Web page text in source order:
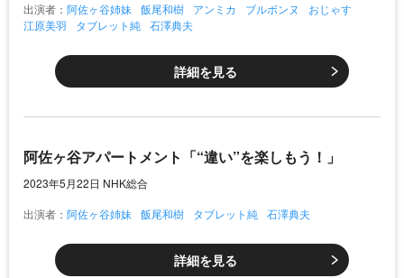
出演者： 阿佐ヶ谷姉妹 飯尾和樹 アンミカ ブルボンヌ
おじゃす
江原美羽
タブレット純 石澤典夫
詳細を見る
阿佐ヶ谷アパートメント「“違い”を楽しもう！」
2023年5月22日 NHK総合
出演者： 阿佐ヶ谷姉妹 飯尾和樹 タブレット純 石澤典夫
詳細を見る